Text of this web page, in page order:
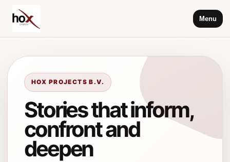
Menu
HOX PROJECTS B.V.
Stories that inform,
confront and
deepen